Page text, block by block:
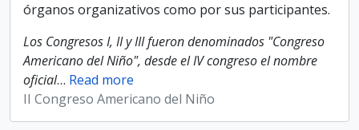
órganos organizativos como por sus participantes.
Los Congresos I, II y III fueron denominados "Congreso
Americano del Niño", desde el IV congreso el nombre
oficial… Read more
II Congreso Americano del Niño